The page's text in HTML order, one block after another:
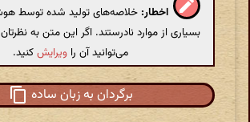
اخطار: خلاصه‌های تولید شده توسط
بسیاری از موارد نادرستند. اگر این متن به
می‌توانید آن را ویرایشکنید.
برگردان به زبان ساده